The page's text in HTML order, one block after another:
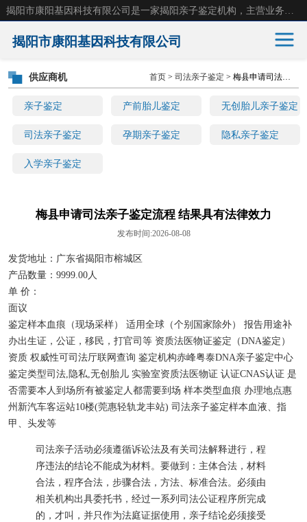
揭阳市康阳基因科技有限公司
亲子鉴定 产前胎儿鉴定 无创胎儿亲子鉴定
司法亲子鉴定 孕期亲子鉴定 隐私亲子鉴定
入学亲子鉴定
供应商机 首页 > 司法亲子鉴定 > 梅县申请司法亲子鉴定流程 结果具有法律效力
梅县申请司法亲子鉴定流程 结果具有法律效力
发布时间:2026-08-08
发货地址：广东省揭阳市榕城区
产品数量：9999.00人
单 价：
面议
鉴定样本血痕（现场采样） 适用全球（个别国家除外） 报告用途补
办出生证，公证，移民，打官司等 资质法医物证鉴定（DNA鉴定）
资质 权威性可司法厅联网查询 鉴定机构赤峰粤泰DNA亲子鉴定中心
鉴定类型司法,隐私,无创胎儿 实验室资质法医物证 认证CNAS认证 是
否需要本人到场所有被鉴定人都需要到场 样本类型血痕 办理地点惠
州新汽车客运站10楼(莞惠轻轨龙丰站) 司法亲子鉴定样本血液、指
甲、头发等
司法亲子活动必须遵循诉讼法及有关司法解释进行，程
序违法的结论不能成为材料。要做到：主体合法，材料
合法，程序合法，步骤合法，方法、标准合法。必须由
相关机构出具委托书，经过一系列司法公证程序所完成
的，才叫，并只作为法庭证据使用，亲子结论必须接受
亲子鉴定 产前胎儿鉴定
无创胎儿亲子鉴定 司法亲子鉴定
孕期亲子鉴定